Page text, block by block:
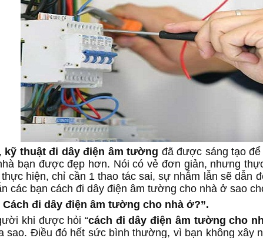
kỹ thuật đi dây điện âm tường đã được sáng tạo
bạn được đẹp hơn. Nói có vẻ đơn giản, nhưng
hiện, chỉ cần 1 thao tác sai, sự nhẫm lẫn sẽ dẫn
các bạn cách đi dây điện âm tường cho nhà ở sao
Cách đi dây điện âm tường cho nhà ở?”.
khi được hỏi “cách đi dây điện âm tường cho
sao. Điều đó hết sức bình thường, vì bạn không xây